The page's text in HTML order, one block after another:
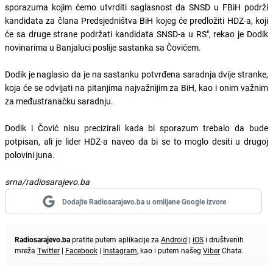
sporazuma kojim ćemo utvrditi saglasnost da SNSD u FBiH podrži
kandidata za člana Predsjedništva BiH kojeg će predložiti HDZ-a, koji
će sa druge strane podržati kandidata SNSD-a u RS", rekao je Dodik
novinarima u Banjaluci poslije sastanka sa Čovićem.
Dodik je naglasio da je na sastanku potvrđena saradnja dvije stranke,
koja će se odvijati na pitanjima najvažnijim za BiH, kao i onim važnim
za međustranačku saradnju.
Dodik i Čović nisu precizirali kada bi sporazum trebalo da bude
potpisan, ali je lider HDZ-a naveo da bi se to moglo desiti u drugoj
polovini juna.
srna/radiosarajevo.ba
Dodajte Radiosarajevo.ba u omiljene Google izvore
Radiosarajevo.bapratite putem aplikacije za Android | iOS i društvenih
mreža Twitter | Facebook | Instagram, kao i putem našeg ViberChata.